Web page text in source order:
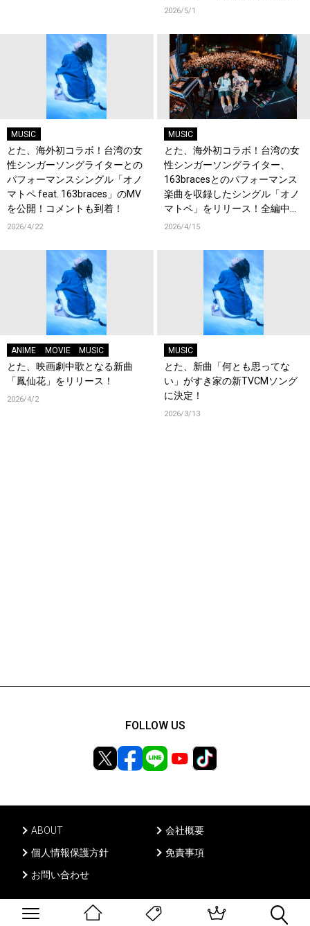
フォーマンス映像に注目！
2026/5/1
MUSIC
とた、海外初コラボ！台湾の女
性シンガーソングライターとの
パフォーマンスシングル「オノ
マトペ feat. 163braces」のMV
を公開！コメントも到着！
2026/4/22
MUSIC
とた、海外初コラボ！台湾の女
性シンガーソングライター、
163bracesとのパフォーマンス
楽曲を収録したシングル「オノ
マトペ」をリリース！全編中国
語詞にも初チャレンジ！コメン
2026/4/15
ANIME MOVIE MUSIC
とた、映画劇中歌となる新曲
「鳳仙花」をリリース！
2026/4/2
MUSIC
とた、新曲「何とも思ってな
い」がすき家の新TVCMソング
に決定！
2026/3/13
ABOUT
会社概要
個人情報保護方針
免責事項
お問い合わせ
FOLLOW US
Ⓒ PONY CANYON INC, All rights reserved.